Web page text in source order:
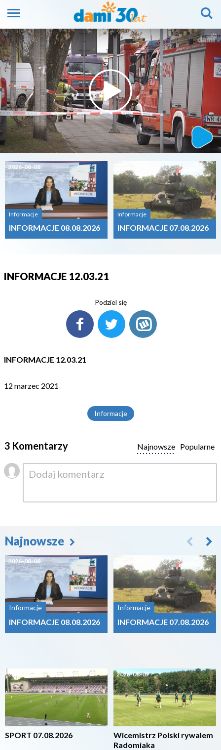
2026-08-08
Informacje
INFORMACJE 08.08.2026
Informacje
INFORMACJE 07.08.2026
INFORMACJE 12.03.21
Podziel się
INFORMACJE 12.03.21
12 marzec 2021
Informacje
3 Komentarzy Popularne
Najnowsze
Najnowsze
2026-08-08
Informacje
INFORMACJE 08.08.2026
2026-08-07
SPORT 07.08.2026
Informacje
INFORMACJE 07.08.2026
2026-08-07
Wicemistrz Polski rywalem
Radomiaka